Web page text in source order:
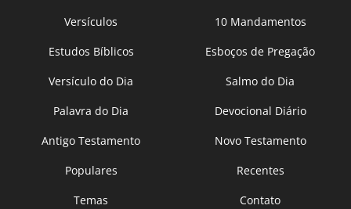
Versículos
10 Mandamentos
Estudos Bíblicos
Esboços de Pregação
Versículo do Dia
Salmo do Dia
Palavra do Dia
Devocional Diário
Antigo Testamento
Novo Testamento
Populares
Recentes
Temas
Contato